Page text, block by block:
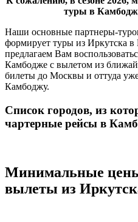
туры в
Наши основные партнеры-
формирует туры из Иркутска
предлагаем Вам
Камбодже с вылетом из
билеты до Москвы и оттуда
Камбоджу.
Список городов, из
чартерные рейсы в
Минимальные
вылеты из